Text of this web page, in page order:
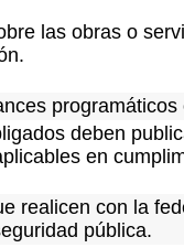
las obras o
deben
en
realicen con la
pública.